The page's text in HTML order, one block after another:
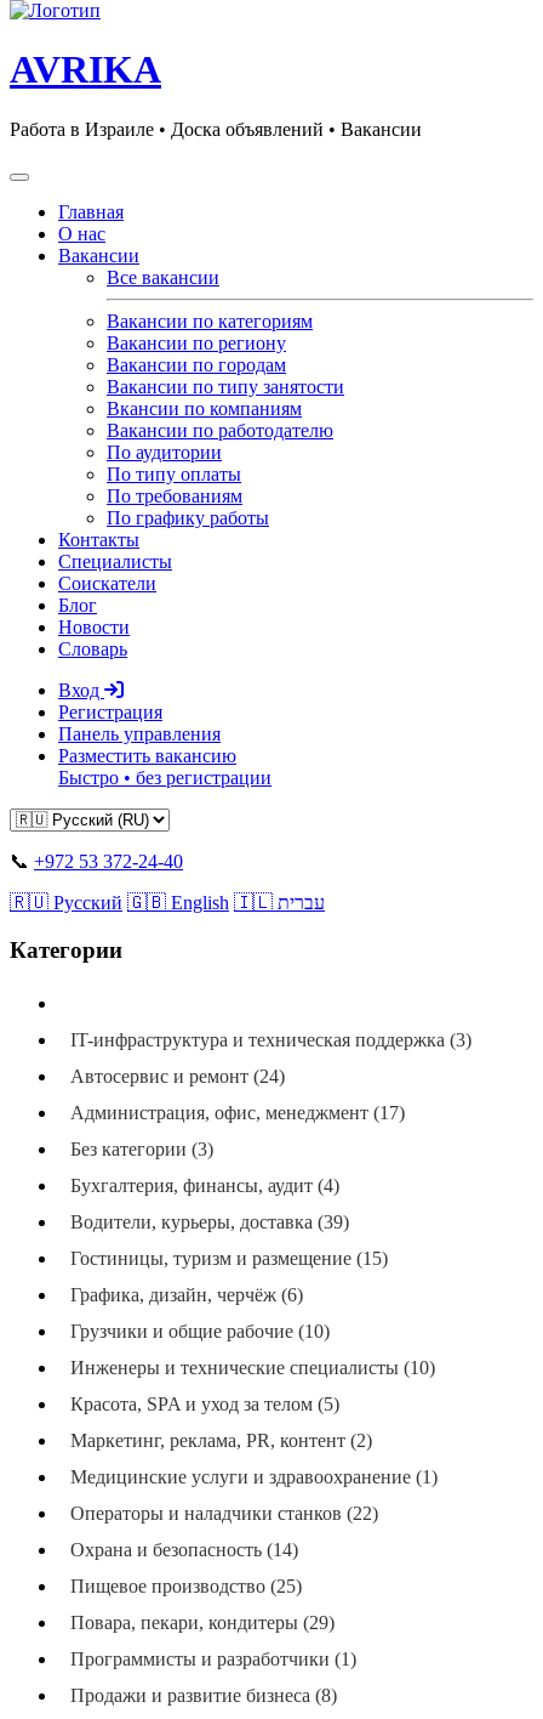
AVRIKA
Работа в Израиле • Доска объявлений • Вакансии
Главная
О нас
Вакансии
Все вакансии
Вакансии по категориям
Вакансии по региону
Вакансии по городам
Вакансии по типу занятости
Вкансии по компаниям
Вакансии по работодателю
По аудитории
По типу оплаты
По требованиям
По графику работы
Контакты
Специалисты
Соискатели
Блог
Новости
Словарь
Вход
Регистрация
Панель управления
Разместить вакансию
Быстро • без регистрации
📞 +972 53 372-24-40
🇷🇺 Русский 🇬🇧 English 🇮🇱 עברית
Категории
IT-инфраструктура и техническая поддержка (3)
Автосервис и ремонт (24)
Администрация, офис, менеджмент (17)
Без категории (3)
Бухгалтерия, финансы, аудит (4)
Водители, курьеры, доставка (39)
Гостиницы, туризм и размещение (15)
Графика, дизайн, черчёж (6)
Грузчики и общие рабочие (10)
Инженеры и технические специалисты (10)
Красота, SPA и уход за телом (5)
Маркетинг, реклама, PR, контент (2)
Медицинские услуги и здравоохранение (1)
Операторы и наладчики станков (22)
Охрана и безопасность (14)
Пищевое производство (25)
Повара, пекари, кондитеры (29)
Программисты и разработчики (1)
Продажи и развитие бизнеса (8)